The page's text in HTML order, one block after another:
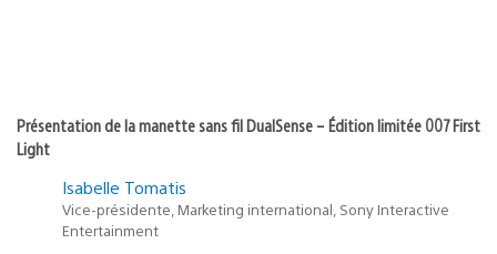
Présentation de la manette sans fil DualSense – Édition limitée 007 First
Light
Isabelle Tomatis
Vice-présidente, Marketing international, Sony Interactive
Entertainment